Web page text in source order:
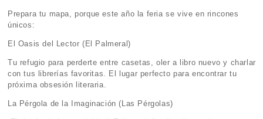
Prepara tu mapa, porque este año la feria se vive en rincones
únicos:
El Oasis del Lector (El Palmeral)
Tu refugio para perderte entre casetas, oler a libro nuevo y charlar
con tus librerías favoritas. El lugar perfecto para encontrar tu
próxima obsesión literaria.
La Pérgola de la Imaginación (Las Pérgolas)